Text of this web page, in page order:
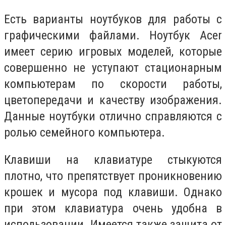
Есть варианты ноутбуков для работы с
графическими файлами. Ноутбук Acer
имеет серию игровых моделей, которые
совершенно не уступают стационарным
компьютерам по скорости работы,
цветопередачи и качеству изображения.
Данные ноутбуки отлично справляются с
ролью семейного компьютера.
Клавиши на клавиатуре стыкуются
плотно, что препятствует проникновению
крошек и мусора под клавиши. Однако
при этом клавиатура очень удобна в